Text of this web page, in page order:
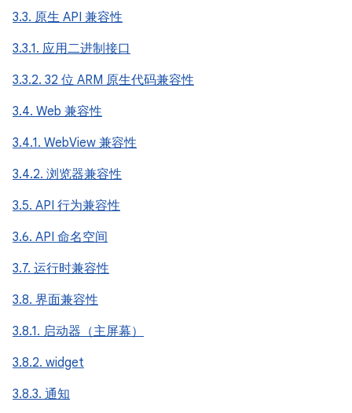
3.3. 原生 API 兼容性
3.3.1. 应用二进制接口
3.3.2. 32 位 ARM 原生代码兼容性
3.4. Web 兼容性
3.4.1. WebView 兼容性
3.4.2. 浏览器兼容性
3.5. API 行为兼容性
3.6. API 命名空间
3.7. 运行时兼容性
3.8. 界面兼容性
3.8.1. 启动器（主屏幕）
3.8.2. widget
3.8.3. 通知